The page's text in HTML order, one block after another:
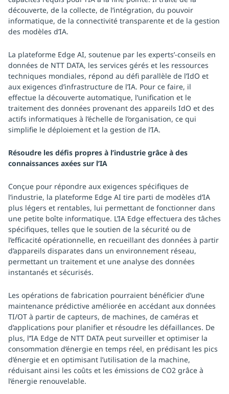
découverte, de la collecte, de l’intégration, du pouvoir
informatique, de la connectivité transparente et de la gestion
des modèles d’IA.
La plateforme Edge AI, soutenue par les experts’-conseils en
données de NTT DATA, les services gérés et les ressources
techniques mondiales, répond au défi parallèle de l’IdO et
aux exigences d’infrastructure de l’IA. Pour ce faire, il
effectue la découverte automatique, l’unification et le
traitement des données provenant des appareils IdO et des
actifs informatiques à l’échelle de l’organisation, ce qui
simplifie le déploiement et la gestion de l’IA.
Résoudre les défis propres à l’industrie grâce à des
connaissances axées sur l’IA
Conçue pour répondre aux exigences spécifiques de
l’industrie, la plateforme Edge AI tire parti de modèles d’IA
plus légers et rentables, lui permettant de fonctionner dans
une petite boîte informatique. L’IA Edge effectuera des tâches
spécifiques, telles que le soutien de la sécurité ou de
l’efficacité opérationnelle, en recueillant des données à partir
d’appareils disparates dans un environnement réseau,
permettant un traitement et une analyse des données
instantanés et sécurisés.
Les opérations de fabrication pourraient bénéficier d’une
maintenance prédictive améliorée en accédant aux données
TI/OT à partir de capteurs, de machines, de caméras et
d’applications pour planifier et résoudre les défaillances. De
plus, l’’IA Edge de NTT DATA peut surveiller et optimiser la
consommation d’énergie en temps réel, en prédisant les pics
d’énergie et en optimisant l’utilisation de la machine,
réduisant ainsi les coûts et les émissions de CO2 grâce à
l’énergie renouvelable.